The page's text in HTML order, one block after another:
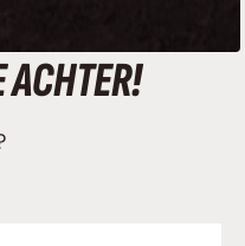
ACHTER!